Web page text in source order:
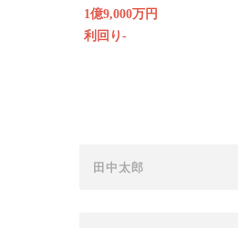
1億9,000万円
利回り-